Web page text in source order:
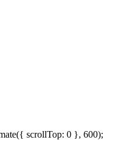
scrollTop: 0 }, 600);